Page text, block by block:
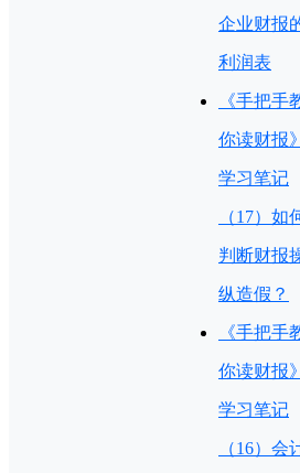
企业财报
利润表
《手把手
你读财报》
学习笔记
（17）如
判断财报
纵造假？
《手把手
你读财报》
学习笔记
（16）会